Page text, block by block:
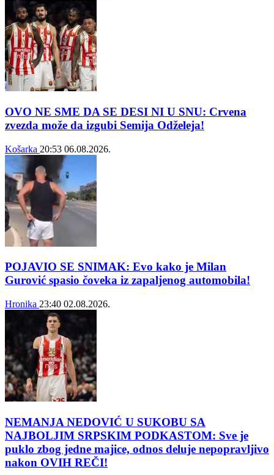
OVO NE SME DA SE DESI NI U SNU: Crvena
zvezda može da izgubi Semija Odželeja!
Košarka 20:53 06.08.2026.
POJAVIO SE SNIMAK: Evo kako je Milan
Gurović spasio čoveka iz zapaljenog automobila!
Hronika 23:40 02.08.2026.
NEMANJA NEDOVIĆ U SUKOBU SA
NAJBOLJIM SRPSKIM PODKASTOM: Sve je
puklo zbog jedne majice, odnos deluje nepopravljivo
nakon OVIH REČI!